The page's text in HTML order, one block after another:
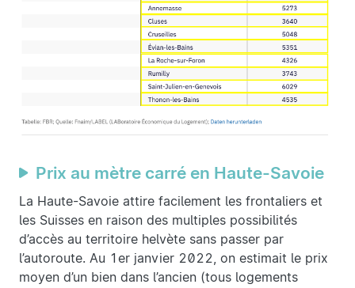
Prix au mètre carré en Haute-Savoie
La Haute-Savoie attire facilement les frontaliers et
les Suisses en raison des multiples possibilités
d’accès au territoire helvète sans passer par
l’autoroute. Au 1er janvier 2022, on estimait le prix
moyen d’un bien dans l’ancien (tous logements